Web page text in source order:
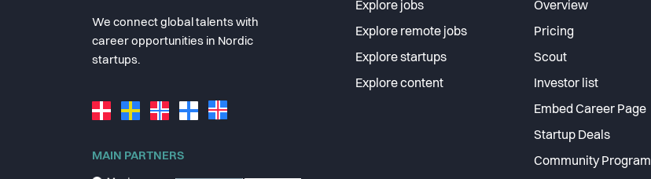
We connect global talents with
career opportunities in Nordic
startups.
MAIN PARTNERS
Explore jobs
Explore remote jobs
Explore startups
Explore content
Overview
Pricing
Scout
Investor list
Embed Career Page
Startup Deals
Community Program